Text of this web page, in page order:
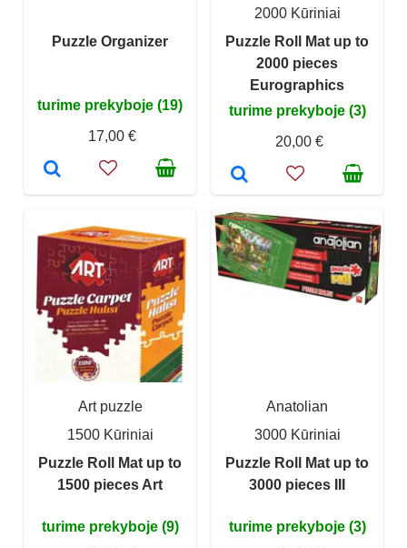
Puzzle Organizer
turime prekyboje (19)
17,00 €
2000 Kūriniai
Puzzle Roll Mat up to
2000 pieces
Eurographics
turime prekyboje (3)
20,00 €
Art puzzle
1500 Kūriniai
Puzzle Roll Mat up to
1500 pieces Art
turime prekyboje (9)
Anatolian
3000 Kūriniai
Puzzle Roll Mat up to
3000 pieces III
turime prekyboje (3)